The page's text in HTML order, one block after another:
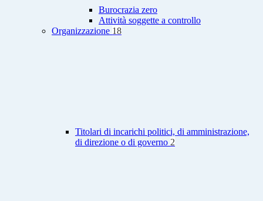
Burocrazia zero
Attività soggette a controllo
Organizzazione 18
Titolari di incarichi politici, di amministrazione,
di direzione o di governo 2